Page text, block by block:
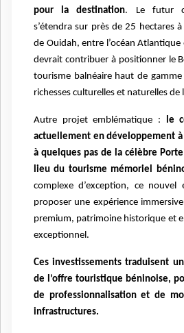
pour la destination. Le futur
s’étendra sur près de 25 hectaresà
de Ouidah, entre l ’océan Atlantique
devrait contribuer àpositionner le B
tourisme balnéaire haut de
richesses culturelles et naturelles de
Autre projet emblématique :
le
actuellement en développement à
à quelques pas de la célèbre
lieu du tourisme mémoriel
complexe d’exception, ce nouvel
proposer une expérience
premium, patrimoine historique et
exceptionnel.
Ces investissements traduisent
de l’offre touristique béninoise,
de professionnalisation et de
infrastructures.